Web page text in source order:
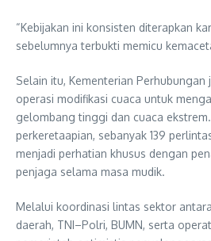
“Kebijakan ini konsisten diterapkan
sebelumnya terbukti memicu
Selain itu, Kementerian
operasi modifikasi cuaca untuk
gelombang tinggi dan cuaca
perkeretaapian, sebanyak 139
menjadi perhatian khusus dengan
penjaga selama masa mudik.
Melalui koordinasi lintas sektor
daerah, TNI–Polri, BUMN, serta